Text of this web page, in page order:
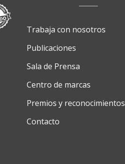
Trabaja con nosotros
Publicaciones
Sala de Prensa
Centro de marcas
Premios y reconocimientos
Contacto